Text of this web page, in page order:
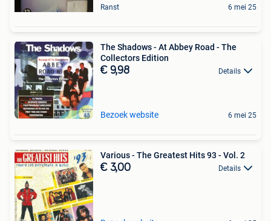
Ranst 6 mei 25
The Shadows - At Abbey Road - The
Collectors Edition
€ 9,98 Details
Bezoek website 6 mei 25
Various - The Greatest Hits 93 - Vol. 2
€ 3,00 Details